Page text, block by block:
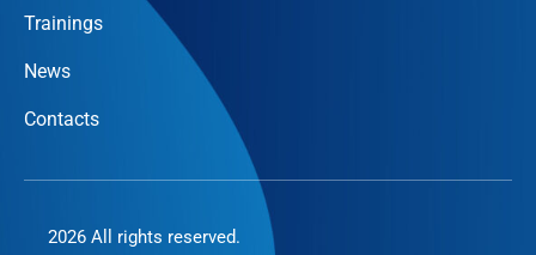
Trainings
News
Contacts
2026 All rights reserved.